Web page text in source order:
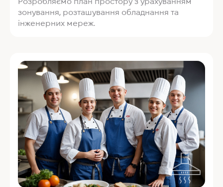
зонування, розташування обладнання та
інженерних мереж.